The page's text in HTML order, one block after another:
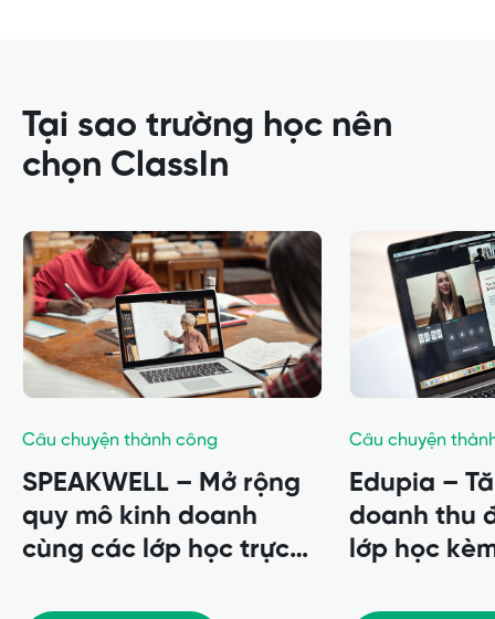
Tại sao trường học nên
chọn ClassIn
Câu chuyện thành công
SPEAKWELL – Mở rộng
quy mô kinh doanh
cùng các lớp học trực
Câu chuyện
Edupia –
doanh thu
lớp học